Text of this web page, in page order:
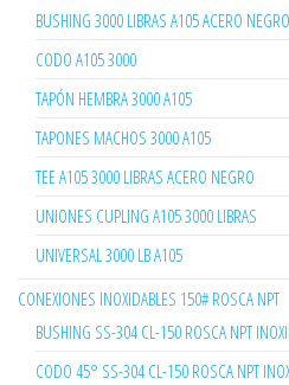
BUSHING 3000 LIBRAS A105 ACERO NEGRO
CODO A105 3000
TAPÓN HEMBRA 3000 A105
TAPONES MACHOS 3000 A105
TEE A105 3000 LIBRAS ACERO NEGRO
UNIONES CUPLING A105 3000 LIBRAS
UNIVERSAL 3000 LB A105
CONEXIONES INOXIDABLES 150# ROSCA NPT
BUSHING SS-304 CL-150 ROSCA NPT
CODO 45° SS-304 CL-150 ROSCA NPT